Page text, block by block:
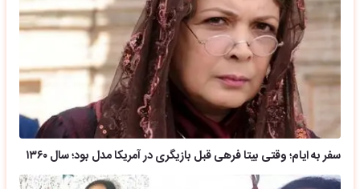
سفر به ایام؛ وقتی بیتا فرهی قبل بازیگری در آمریکا مدل بود؛ سال ۱۳۶۰